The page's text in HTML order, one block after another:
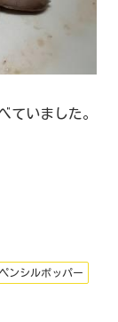
ていました。
ンシルポッパー